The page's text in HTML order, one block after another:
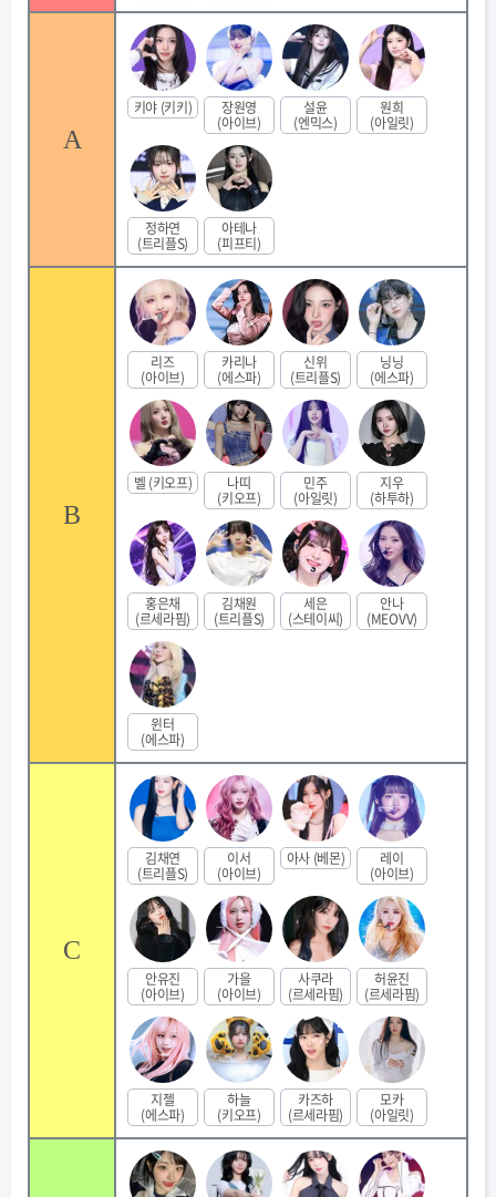
A
키야 (키키) 장원영
(아이브)
설윤
(엔믹스)
원희
(아일릿)
정하연
(트리플S)
아테나
(피프티)
B
리즈
(아이브)
카리나
(에스파)
신위
(트리플S)
닝닝
(에스파)
벨 (키오프) 나띠
(키오프)
민주
(아일릿)
지우
(하투하)
홍은채
(르세라핌)
김채원
(트리플S)
세은
(스테이씨)
안나
(MEOVV)
윈터
(에스파)
C
김채연
(트리플S)
이서
(아이브)
아사 (베몬) 레이
(아이브)
안유진
(아이브)
가을
(아이브)
사쿠라
(르세라핌)
허윤진
(르세라핌)
지젤
(에스파)
하늘
(키오프)
카즈하
(르세라핌)
모카
(아일릿)